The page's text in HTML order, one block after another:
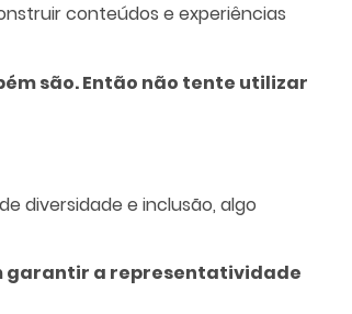
conteúdos e experiências
são. Então não tente utilizar
diversidade e inclusão, algo
garantir a representatividade